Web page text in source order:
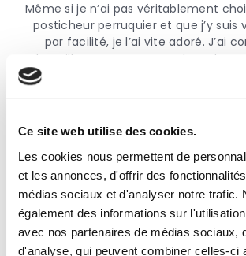
Ce site web utilise des cookies.
Les cookies nous permettent de
et les annonces, d'offrir des
médias sociaux et d'analyser notre trafic.
également des informations sur
avec nos partenaires de médias sociaux,
d'analyse, qui peuvent combiner celles-ci
Même si je n’ai pas véritablement
posticheur perruquier et que j’y suis
par facilité, je l’ai vite adoré. J’ai
travailler avec mes parents en
coiffure, qui n’existe plus
toutes nos extensions à la main, à
naturels d’origine européenne.
cheveux sont invisibles et ne font
risque à la chevelure de nos
lorsqu’elle est fragile et clairsemée.
aimé l’ambiance du salon et le
clients. Certains d’entre eux nous sont
des années, voire des dizaines